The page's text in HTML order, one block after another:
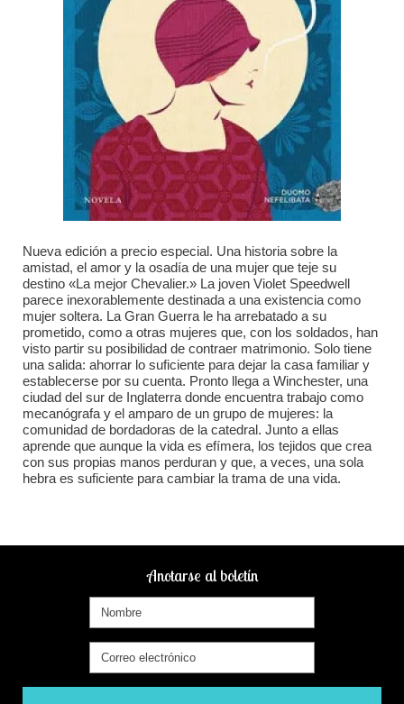
Nueva edición a precio especial. Una historia sobre la
amistad, el amor y la osadía de una mujer que teje su
destino «La mejor Chevalier.» La joven Violet Speedwell
parece inexorablemente destinada a una existencia como
mujer soltera. La Gran Guerra le ha arrebatado a su
prometido, como a otras mujeres que, con los soldados, han
visto partir su posibilidad de contraer matrimonio. Solo tiene
una salida: ahorrar lo suficiente para dejar la casa familiar y
establecerse por su cuenta. Pronto llega a Winchester, una
ciudad del sur de Inglaterra donde encuentra trabajo como
mecanógrafa y el amparo de un grupo de mujeres: la
comunidad de bordadoras de la catedral. Junto a ellas
aprende que aunque la vida es efímera, los tejidos que crea
con sus propias manos perduran y que, a veces, una sola
hebra es suficiente para cambiar la trama de una vida.
Anotarse al boletín